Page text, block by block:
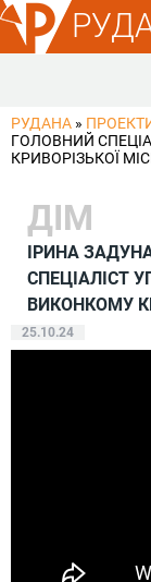
РУДАНА »
ГОЛОВНИЙ
КРИВОРІЗЬКОЇ
ДІМ
ІРИНА
СПЕЦІАЛІСТ
ВИКОНКОМУ
25.10.24